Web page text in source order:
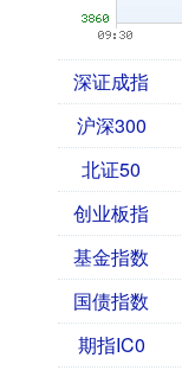
深证成指
沪深300
北证50
创业板指
基金指数
国债指数
期指IC0